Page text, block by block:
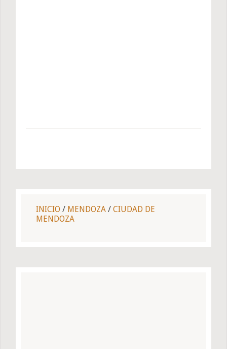
INICIO / MENDOZA / CIUDAD DE
MENDOZA